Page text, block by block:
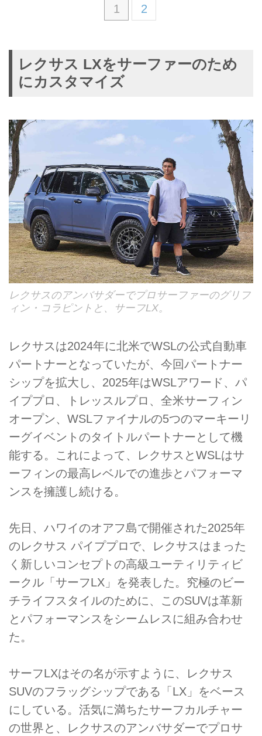
1 2
レクサス LXをサーファーのため
にカスタマイズ
レクサスのアンバサダーでプロサーファーのグリフ
ィン・コラピントと、サーフLX。
レクサスは2024年に北米でWSLの公式自動車
パートナーとなっていたが、今回パートナー
シップを拡大し、2025年はWSLアワード、パ
イププロ、トレッスルプロ、全米サーフィン
オープン、WSLファイナルの5つのマーキーリ
ーグイベントのタイトルパートナーとして機
能する。これによって、レクサスとWSLはサ
ーフィンの最高レベルでの進歩とパフォーマ
ンスを擁護し続ける。
先日、ハワイのオアフ島で開催された2025年
のレクサス パイププロで、レクサスはまった
く新しいコンセプトの高級ユーティリティビ
ークル「サーフLX」を発表した。究極のビー
チライフスタイルのために、このSUVは革新
とパフォーマンスをシームレスに組み合わせ
た。
サーフLXはその名が示すように、レクサス
SUVのフラッグシップである「LX」をベース
にしている。活気に満ちたサーフカルチャー
の世界と、レクサスのアンバサダーでプロサ